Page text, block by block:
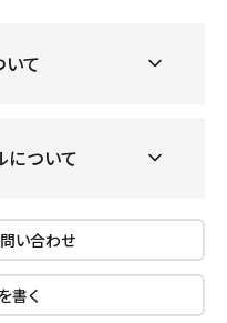
いて
について
い合わせ
書く